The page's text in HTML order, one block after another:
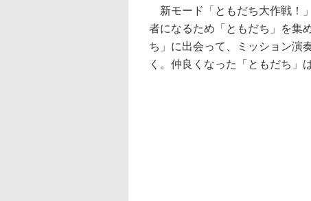
新モード「ともだち大作戦！
者になるため「ともだち」を集
ち」に出会って、ミッション演
く。仲良くなった「ともだち」